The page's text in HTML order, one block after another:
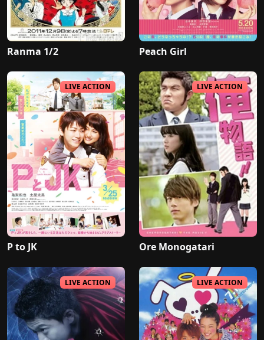
Ranma 1/2 Peach Girl
LIVE ACTION
P to JK
LIVE ACTION
Ore Monogatari
LIVE ACTION LIVE ACTION